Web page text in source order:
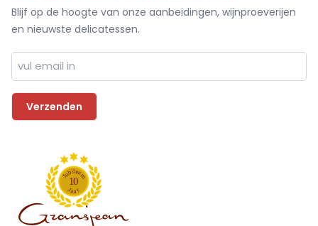
Blijf op de hoogte van onze aanbeidingen, wijnproeverijen
en nieuwste delicatessen.
J
ubileum
10
Jaar